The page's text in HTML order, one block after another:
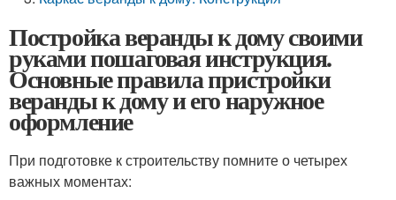
Постройка веранды к дому своими
руками пошаговая инструкция.
Основные правила пристройки
веранды к дому и его наружное
оформление
При подготовке к строительству помните о четырех
важных моментах: